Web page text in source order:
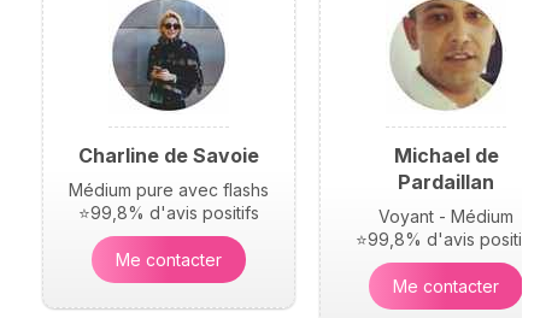
Charline de Savoie
Médium pure avec flashs
⭐99,8% d'avis positifs
Me contacter
Michael de
Pardaillan
Voyant - Médium
⭐99,8% d'avis positifs
Me contacter